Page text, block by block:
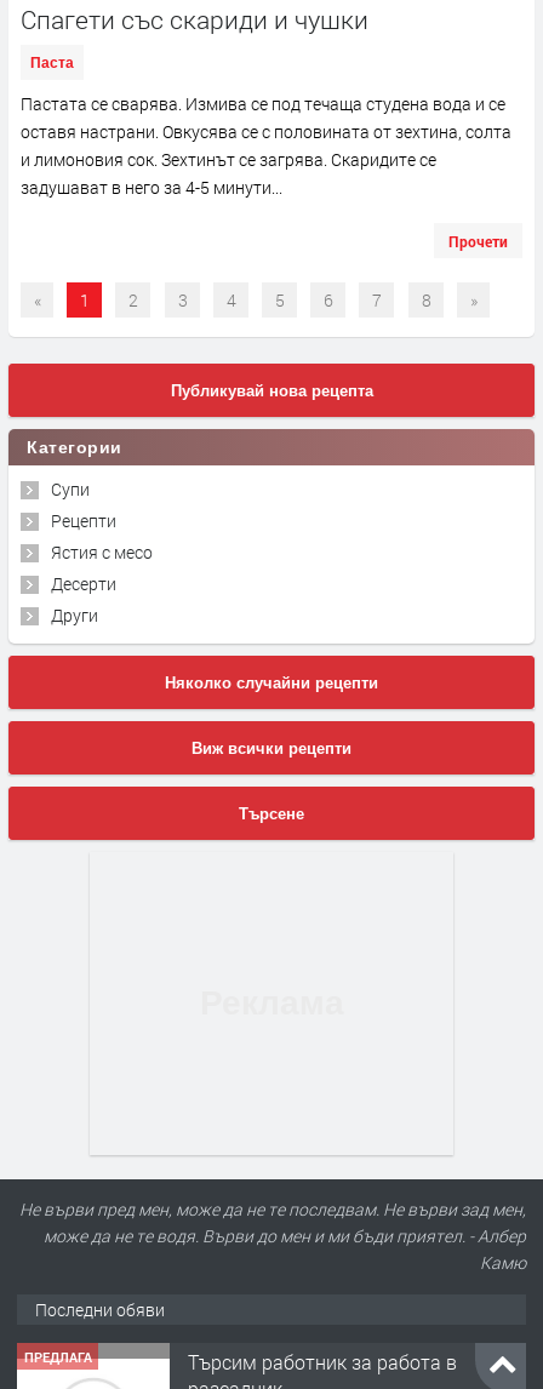
Спагети със скариди и чушки
Паста
Пастата се сварява. Измива се под течаща студена вода и се
оставя настрани. Овкусява се с половината от зехтина, солта
и лимоновия сок. Зехтинът се загрява. Скаридите се
задушават в него за 4-5 минути...
Прочети
« 1 2 3 4 5 6 7 8 »
Публикувай нова рецепта
Категории
Супи
Рецепти
Ястия с месо
Десерти
Други
Няколко случайни рецепти
Виж всички рецепти
Търсене
Не върви пред мен, може да не те последвам. Не върви зад мен,
може да не те водя. Върви до мен и ми бъди приятел. - Албер
Камю
Последни обяви
ПРЕДЛАГА
Търсим работник за работа в
разсадник